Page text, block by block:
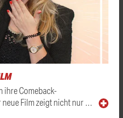
ihre Comeback-
neue Film zeigt nicht nur …